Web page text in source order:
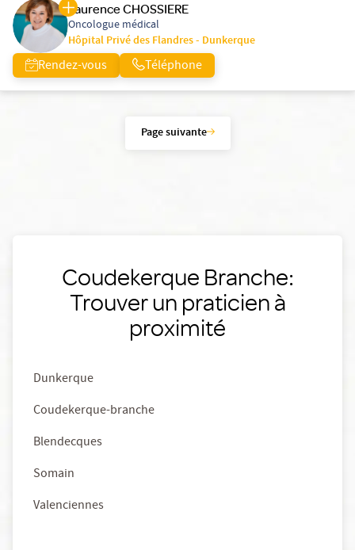
Laurence CHOSSIERE
Oncologue médical
Hôpital Privé des Flandres - Dunkerque
Rendez-vous Téléphone
Page suivante
Coudekerque Branche:
Trouver un praticien à
proximité
Dunkerque
Coudekerque-branche
Blendecques
Somain
Valenciennes